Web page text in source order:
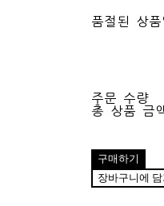
품절된 상품
주문 수량
총 상품 금
구매하기
장바구니에 담